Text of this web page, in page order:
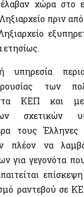
Υπ. Οικονομικών
ΑΠΑΑ
Ακινήτων
Δημόσιας
πληγέντων
συνεισφοράς
δανείων
χώρα στο
πριν
ετησίως.
των
ΚΕΠ και
σχετικών
τους
πλέον να
για γεγονότα
ραντεβού σε